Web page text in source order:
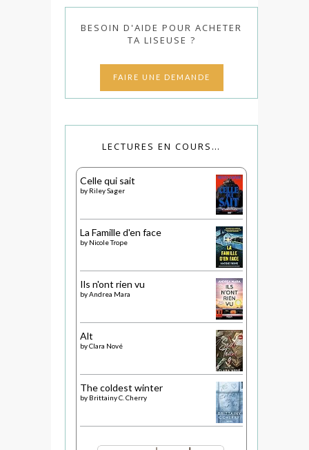
BESOIN D'AIDE POUR ACHETER
TA LISEUSE ?
FAIRE UNE DEMANDE
LECTURES EN COURS…
Celle qui sait
by Riley Sager
La Famille d'en face
by Nicole Trope
Ils n'ont rien vu
byAndrea Mara
Alt
byClara Nové
The coldest winter
by Brittainy C. Cherry